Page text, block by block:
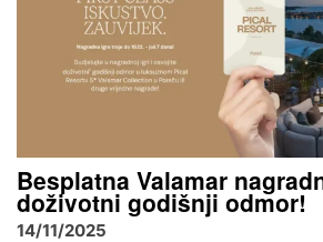
Besplatna Valamar
doživotni godišnji odmor!
14/11/2025